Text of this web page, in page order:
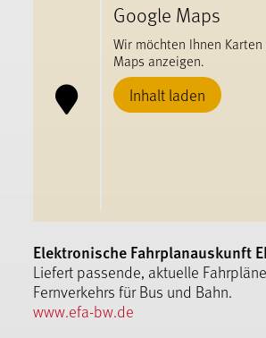
Google Maps
Wir möchten Ihnen Karten
Maps anzeigen.
Inhalt laden
Elektronische Fahrplanauskunft
Liefert passende, aktuelle
Fernverkehrs für Bus und Bahn.
www.efa-bw.de